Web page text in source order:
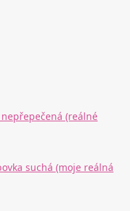
(reálné
suchá (moje reálná